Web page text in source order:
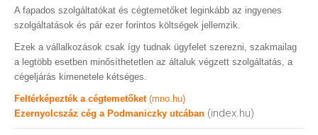
A fapados szolgáltatókat és cégtemetőket leginkább az ingyenes
szolgáltatások és pár ezer forintos költségek jellemzik.
Ezek a vállalkozások csak így tudnak ügyfelet szerezni, szakmailag
a legtöbb esetben minősíthetetlen az általuk végzett szolgáltatás, a
cégeljárás kimenetele kétséges.
Feltérképezték a cégtemetőket (mno.hu)
Ezernyolcszáz cég a Podmaniczky utcában (index.hu)